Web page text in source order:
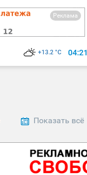
Реклама
+13.2 °C 04:21
Показать всё